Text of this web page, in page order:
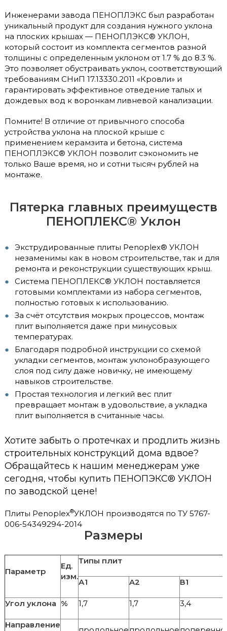
Инженерами завода ПЕНОПЛЭКС был разработан
уникальный продукт для создания нужного уклона
на плоских крышах — ПЕНОПЛЭКС® УКЛОН,
который состоит из комплекта сегментов разной
толщины с определенным уклоном от 1.7 % до 8.3 %.
Это позволяет обустраивать уклон, соответствующий
требованиям СНиП 17.13330.2011 «Кровли» и
гарантировать эффективное отведение талых и
дождевых вод к воронкам ливневой канализации.
Помните! В отличие от привычного способа
устройства уклона на плоской крыше с
применением керамзита и бетона, система
ПЕНОПЛЭКС® УКЛОН позволит сэкономить не
только Ваше время, но и сотни тысяч рублей на
монтаже.
Пятерка главных преимуществ
ПЕНОПЛЕКС® Уклон
Экструдированные плиты Penoplex® УКЛОН
незаменимы как в новом строительстве, так и для
ремонта и реконструкции существующих крыш.
Система ПЕНОПЛЕКС® УКЛОН поставляется
готовыми комплектами из набора сегментов,
полностью готовых к использованию.
За счёт отсутствия мокрых процессов, монтаж
плит выполняется даже при минусовых
температурах.
Благодаря подробной инструкции со схемой
укладки сегментов, монтаж уклонобразующего
слоя под силу даже новичку, не имеющему
навыков строительстве.
Простая технология и легкий вес плит
превращает монтаж в удовольствие, а укладка
плит выполняется в считанные часы.
Хотите забыть о протечках и продлить жизнь
строительных конструкций дома вдвое?
Обращайтесь к нашим менеджерам уже
сегодня, чтобы купить ПЕНОПЭКС® УКЛОН
по заводской цене!
Плиты Penoplex®УКЛОН производятся по ТУ 5767-
006-54349294-2014
Размеры
Параметр
Ед.
изм.
Типы плит
А1 A2 В1
Угол уклона % 1,7 1,7 3,4
Направление